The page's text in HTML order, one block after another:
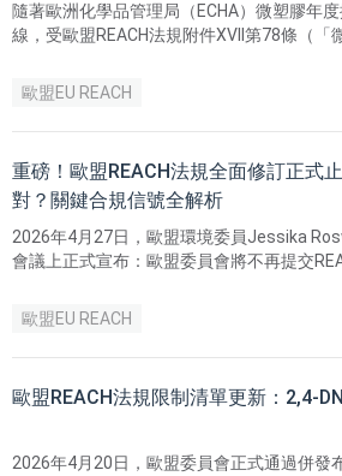
隨著歐洲化學品管理局（ECHA）微塑膠年
線，受歐盟REACH法規附件XVII第78條（「
歐盟EU REACH
重磅！歐盟REACH法規全面修訂正式
對？關鍵合規信號全解析
2026年4月27日，歐盟環境委員Jessika
會議上正式宣布：歐盟委員會將不再提交
全面修訂並不會帶來幫助。」
歐盟EU REACH
歐盟REACH法規限制清單更新：2,4-
2026年4月20日，歐盟委員會正式通過併發